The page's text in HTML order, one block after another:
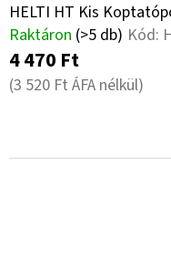
HELTI HT Kis
Raktáron (>5 db) Kód:
4 470 Ft
(3 520 Ft ÁFA nélkül)